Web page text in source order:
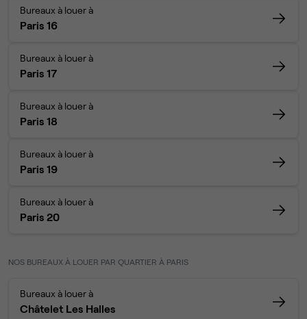
Bureaux à louer à
Paris 16
Bureaux à louer à
Paris 17
Bureaux à louer à
Paris 18
Bureaux à louer à
Paris 19
Bureaux à louer à
Paris 20
NOS BUREAUX À LOUER PAR QUARTIER À PARIS
Bureaux à louer à
Châtelet Les Halles